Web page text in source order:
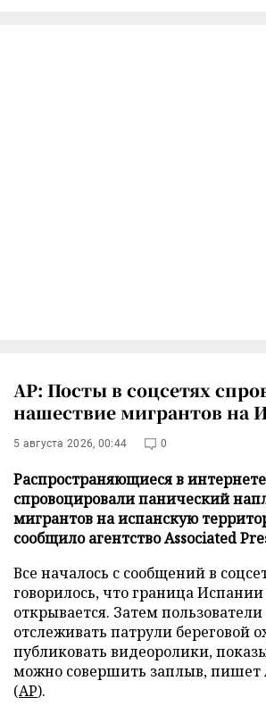
AP: Посты в соцсетях
нашествие мигрантов на
5 августа 2026, 00:44 0
Распространяющиеся в
спровоцировали панический
мигрантов на испанскую
сообщило агентство Associated
Все началось с сообщений в
говорилось, что граница
открывается. Затем пользователи
отслеживать патрули береговой
публиковать видеоролики,
можно совершить заплыв, пишет
(AP).